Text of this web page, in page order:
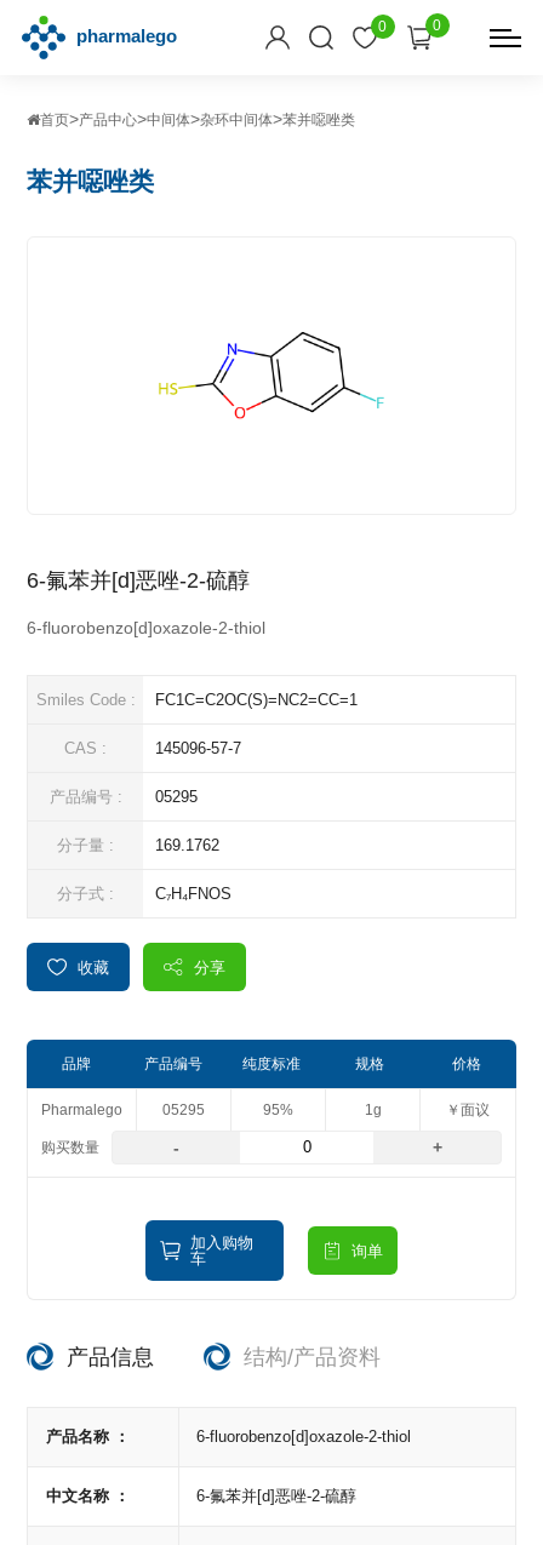
0 0
首页>产品中心>中间体>杂环中间体>苯并噁唑类
苯并噁唑类
6-氟苯并[d]恶唑-2-硫醇
6-fluorobenzo[d]oxazole-2-thiol
Smiles Code : FC1C=C2OC(S)=NC2=CC=1
CAS : 145096-57-7
产品编号 : 05295
分子量 : 169.1762
分子式 : C₇H₄FNOS
收藏 分享
品牌 产品编号 纯度标准 规格 价格
Pharmalego 05295 95% 1g ￥面议
- +
加入购物
车
询单
产品信息 结构/产品资料
产品名称 ： 6-fluorobenzo[d]oxazole-2-thiol
中文名称 ： 6-氟苯并[d]恶唑-2-硫醇